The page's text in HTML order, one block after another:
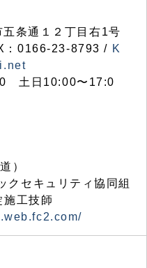
条通１２丁目右1号
：0166-23-8793 / K
土日10:00〜17:0
）
クセキュリティ協同組
工技師